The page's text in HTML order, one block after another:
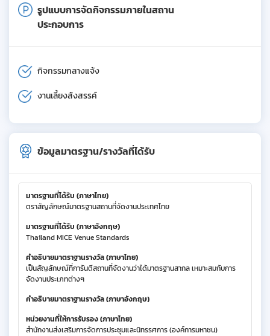
รูปแบบการจัดกิจกรรมภายในสถาน
ประกอบการ
กิจกรรมกลางแจ้ง
งานเลี้ยงสังสรรค์
ข้อมูลมาตรฐาน/รางวัลที่ได้รับ
มาตรฐานที่ได้รับ (ภาษาไทย)
ตราสัญลักษณ์มาตรฐานสถานที่จัดงานประเทศไทย
มาตรฐานที่ได้รับ (ภาษาอังกฤษ)
Thailand MICE Venue Standards
คำอธิบายมาตราฐานรางวัล (ภาษาไทย)
เป็นสัญลักษณ์ที่การันตีสถานที่จัดงานว่าได้มาตรฐานสากล เหมาะสมกับการ
จัดงานประเภทต่างๆ
คำอธิบายมาตราฐานรางวัล (ภาษาอังกฤษ)
หน่วยงานที่ให้การรับรอง (ภาษาไทย)
สำนักงานส่งเสริมการจัดการประชุมและนิทรรศการ (องค์การมหาชน)